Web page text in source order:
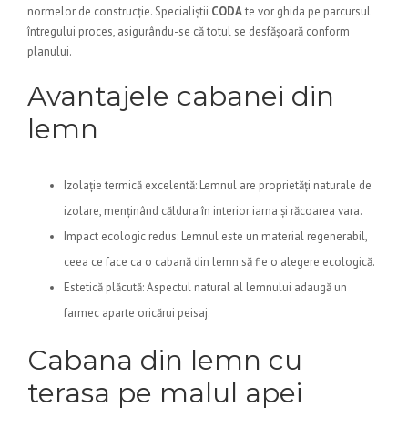
normelor de construcție. Specialiștii CODAte vor ghida pe parcursul
întregului proces, asigurându-se că totul se desfășoară conform
planului.
Avantajele cabanei din
lemn
Izolație termică excelentă: Lemnul are proprietăți naturale de
izolare, menținând căldura în interior iarna și răcoarea vara.
Impact ecologic redus: Lemnul este un material regenerabil,
ceea ce face ca o cabană din lemn să fie o alegere ecologică.
Estetică plăcută: Aspectul natural al lemnului adaugă un
farmec aparte oricărui peisaj.
Cabana din lemn cu
terasa pe malul apei